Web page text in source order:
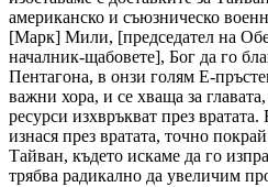
американско и съюзническо
[Марк] Мили, [председател на
началник-щабовете], Бог да го
Пентагона, в онзи голям Е-
важни хора, и се хваща за
ресурси изхвръкват през
изнася през вратата, точно
Тайван, където искаме да го
трябва радикално да увеличим